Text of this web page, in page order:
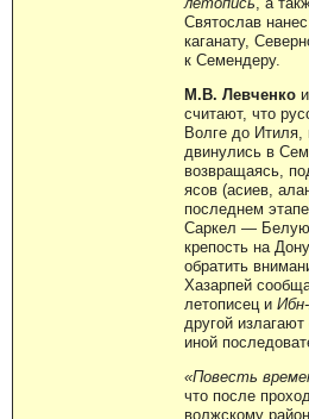
Святослав
каганату,
к Семендеру.
М.В. Левченко и
считают, что
Волге до Итиля,
двинулись в
возвращаясь,
ясов (асиев,
последнем
Саркел —
крепость на
обратить
Хазарпей
летописец и
другой
иной
«Повесть
что после
волжскому